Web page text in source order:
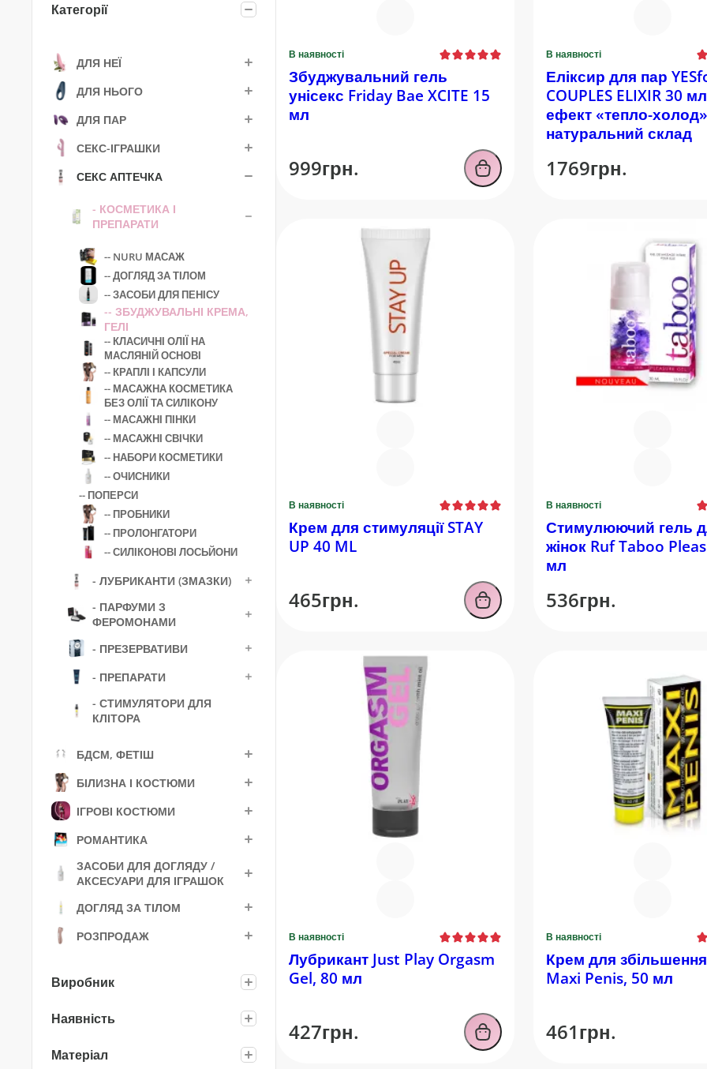
Категорії
ДЛЯ НЕЇ
ДЛЯ НЬОГО
ДЛЯ ПАР
СЕКС-ІГРАШКИ
СЕКС АПТЕЧКА
- КОСМЕТИКА І
ПРЕПАРАТИ
-- NURU МАСАЖ
-- ДОГЛЯД ЗА ТІЛОМ
-- ЗАСОБИ ДЛЯ ПЕНІСУ
-- ЗБУДЖУВАЛЬНІ КРЕМА,
ГЕЛІ
-- КЛАСИЧНІ ОЛІЇ НА
МАСЛЯНІЙ ОСНОВІ
-- КРАПЛІ І КАПСУЛИ
-- МАСАЖНА КОСМЕТИКА
БЕЗ ОЛІЇ ТА СИЛІКОНУ
-- МАСАЖНІ ПІНКИ
-- МАСАЖНІ СВІЧКИ
-- НАБОРИ КОСМЕТИКИ
-- ОЧИСНИКИ
-- ПОПЕРСИ
-- ПРОБНИКИ
-- ПРОЛОНГАТОРИ
-- СИЛІКОНОВІ ЛОСЬЙОНИ
- ЛУБРИКАНТИ (ЗМАЗКИ)
- ПАРФУМИ З
ФЕРОМОНАМИ
- ПРЕЗЕРВАТИВИ
- ПРЕПАРАТИ
- СТИМУЛЯТОРИ ДЛЯ
КЛІТОРА
БДСМ, ФЕТІШ
БІЛИЗНА І КОСТЮМИ
ІГРОВІ КОСТЮМИ
РОМАНТИКА
ЗАСОБИ ДЛЯ ДОГЛЯДУ /
АКСЕСУАРИ ДЛЯ ІГРАШОК
ДОГЛЯД ЗА ТІЛОМ
РОЗПРОДАЖ
Виробник
Наявність
Матеріал
В наявності
Збуджувальний гель
унісекс Friday Bae XCITE 15
мл
999грн.
В наявності
Еліксир для пар
COUPLES ELIXIR 30
ефект «тепло-
натуральний склад
1769грн.
В наявності
Крем для стимуляції STAY
UP 40 ML
465грн.
В наявності
Стимулюючий гель
жінок Ruf Taboo
мл
536грн.
В наявності
Лубрикант Just Play Orgasm
Gel, 80 мл
427грн.
В наявності
Крем для
Maxi Penis, 50 мл
461грн.